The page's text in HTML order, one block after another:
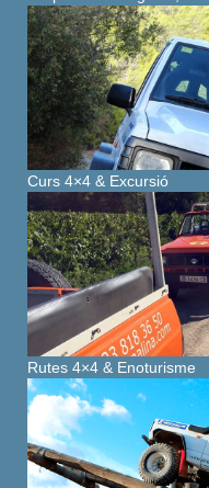
Curs 4×4 & Excursió
Rutes 4×4 & Enoturisme